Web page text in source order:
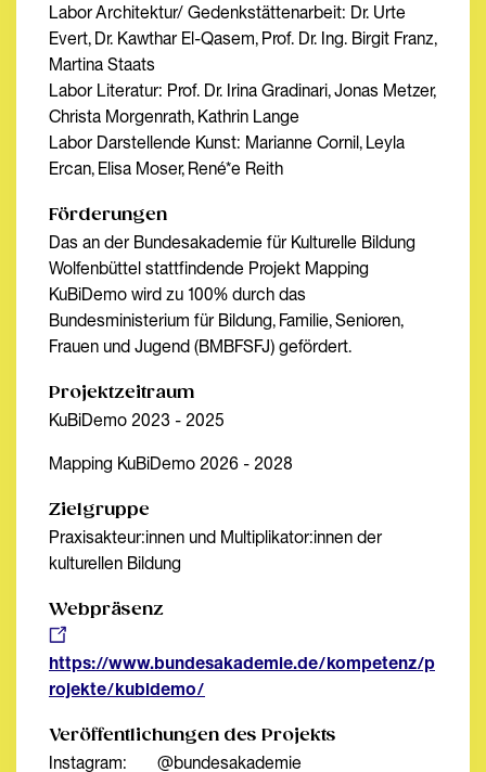
Labor Architektur/ Gedenkstättenarbeit: Dr. Urte
Evert, Dr. Kawthar El-Qasem, Prof. Dr. Ing. Birgit Franz,
Martina Staats
Labor Literatur: Prof. Dr. Irina Gradinari, Jonas Metzer,
Christa Morgenrath, Kathrin Lange
Labor Darstellende Kunst: Marianne Cornil, Leyla
Ercan, Elisa Moser, René*e Reith
Förderungen
Das an der Bundesakademie für Kulturelle Bildung
Wolfenbüttel stattfindende Projekt Mapping
KuBiDemo wird zu 100% durch das
Bundesministerium für Bildung, Familie, Senioren,
Frauen und Jugend (BMBFSFJ) gefördert.
Projektzeitraum
KuBiDemo 2023 - 2025
Mapping KuBiDemo 2026 - 2028
Zielgruppe
Praxisakteur:innen und Multiplikator:innen der
kulturellen Bildung
Webpräsenz
https://www.bundesakademie.de/kompetenz/p
rojekte/kubidemo/
Veröffentlichungen des Projekts
Instagram: @bundesakademie